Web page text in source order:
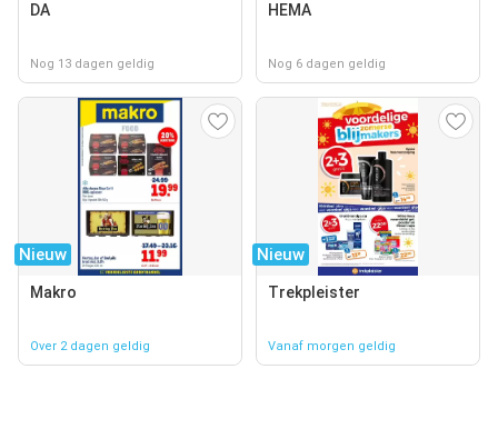
DA
Nog 13 dagen geldig
HEMA
Nog 6 dagen geldig
Nieuw
Makro
Over 2 dagen geldig
Nieuw
Trekpleister
Vanaf morgen geldig